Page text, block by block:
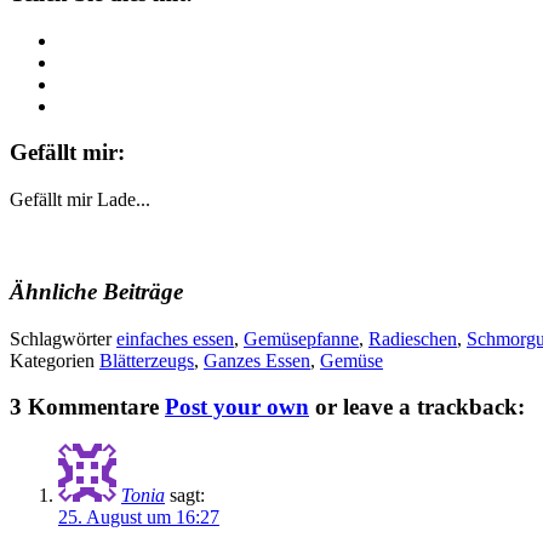
Gefällt mir:
Gefällt mir Lade...
Ähnliche Beiträge
Schlagwörtereinfaches essen, Gemüsepfanne, Radieschen,
Kategorien Blätterzeugs, Ganzes Essen, Gemüse
3 Kommentare Post your own or leave a trackback:
Tonia sagt:
25. August um 16:27